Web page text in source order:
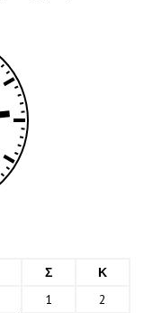
Σ
Κ
1
2